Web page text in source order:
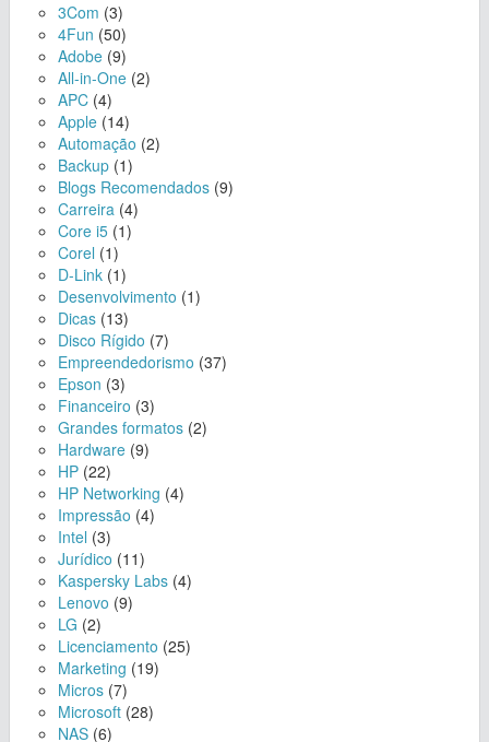
3Com (3)
4Fun (50)
Adobe (9)
All-in-One (2)
APC (4)
Apple (14)
Automação (2)
Backup (1)
Blogs Recomendados (9)
Carreira (4)
Core i5 (1)
Corel (1)
D-Link (1)
Desenvolvimento (1)
Dicas (13)
Disco Rígido (7)
Empreendedorismo (37)
Epson (3)
Financeiro (3)
Grandes formatos (2)
Hardware (9)
HP (22)
HP Networking (4)
Impressão (4)
Intel (3)
Jurídico (11)
Kaspersky Labs (4)
Lenovo (9)
LG (2)
Licenciamento (25)
Marketing (19)
Micros (7)
Microsoft (28)
NAS (6)